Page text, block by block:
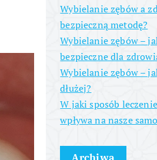
Wybielanie zębów a
bezpieczną metodę?
Wybielanie zębów –
bezpieczne dla
Wybielanie zębów –
dłużej?
W jaki sposób
wpływa na nasze